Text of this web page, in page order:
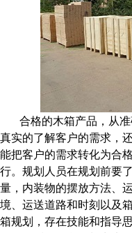
合格的木箱产品，从
真实的了解客户的需求，
能把客户的需求转化为合
行。规划人员在规划前要
量，内装物的摆放方法、
境、运送道路和时刻以及
箱规划，存在技能和指导